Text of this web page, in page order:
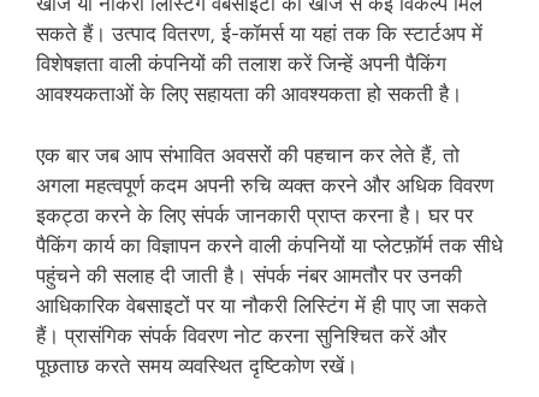
सकते हैं। उत्पाद वितरण, ई-कॉमर्स या यहां तक ​​कि स्टार्टअप में
विशेषज्ञता वाली कंपनियों की तलाश करें जिन्हें अपनी पैकिंग
आवश्यकताओं के लिए सहायता की आवश्यकता हो सकती है।
एक बार जब आप संभावित अवसरों की पहचान कर लेते हैं, तो
अगला महत्वपूर्ण कदम अपनी रुचि व्यक्त करने और अधिक विवरण
इकट्ठा करने के लिए संपर्क जानकारी प्राप्त करना है। घर पर
पैकिंग कार्य का विज्ञापन करने वाली कंपनियों या प्लेटफ़ॉर्म तक सीधे
पहुंचने की सलाह दी जाती है। संपर्क नंबर आमतौर पर उनकी
आधिकारिक वेबसाइटों पर या नौकरी लिस्टिंग में ही पाए जा सकते
हैं। प्रासंगिक संपर्क विवरण नोट करना सुनिश्चित करें और
पूछताछ करते समय व्यवस्थित दृष्टिकोण रखें।